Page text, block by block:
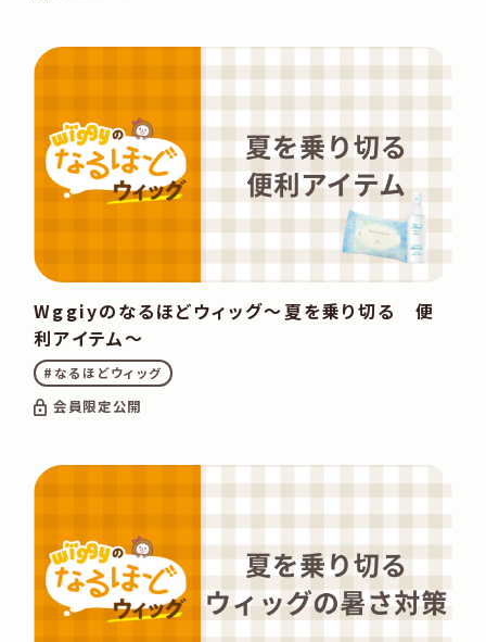
Wggiyのなるほどウィッグ～夏を乗り切る 便
利アイテム～
#なるほどウィッグ
会員限定公開